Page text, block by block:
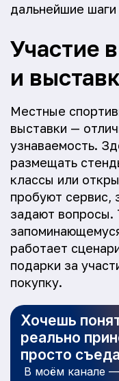
дальнейшие
Участие
и
Местные
выставки —
узнаваемость.
размещать
классы или
пробуют сервис,
задают вопросы.
работает
подарки за
покупку.
Хочешь
реально
просто
В моём канале